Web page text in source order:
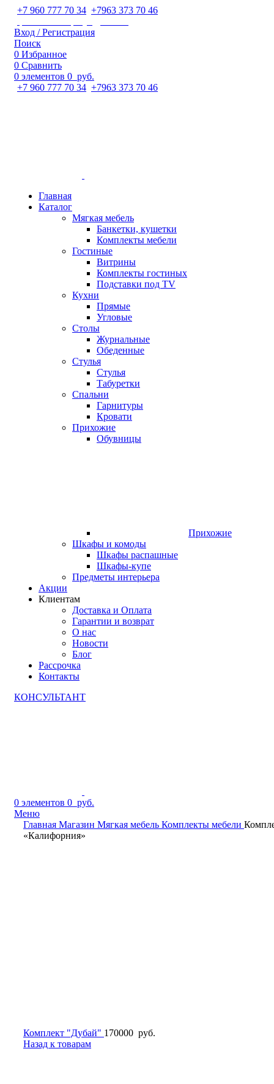
+7 960 777 70 34 +7963 373 70 46
Вход / Регистрация
Поиск
0 Избранное
0 Сравнить
0 элементов 0 руб.
+7 960 777 70 34 +7963 373 70 46
Главная
Каталог
Мягкая мебель
Банкетки, кушетки
Комплекты мебели
Гостиные
Витрины
Комплекты гостиных
Подставки под TV
Кухни
Прямые
Угловые
Столы
Журнальные
Обеденные
Стулья
Стулья
Табуретки
Спальни
Гарнитуры
Кровати
Прихожие
Обувницы
Прихожие
Шкафы и комоды
Шкафы распашные
Шкафы-купе
Предметы интерьера
Акции
Клиентам
Доставка и Оплата
Гарантии и возврат
О нас
Новости
Блог
Рассрочка
Контакты
КОНСУЛЬТАНТ
0 элементов 0 руб.
Меню
Главная Магазин Мягкая мебель Комплекты мебели
«Калифорния»
Комплект "Дубай" 170000 руб.
Назад к товарам